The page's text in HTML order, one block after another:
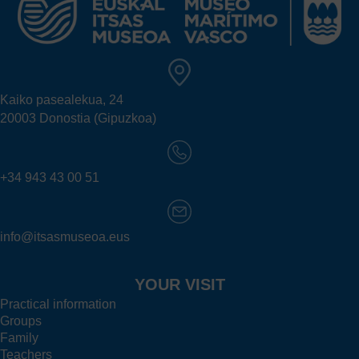
Kaiko pasealekua, 24
20003 Donostia (Gipuzkoa)
+34 943 43 00 51
info@itsasmuseoa.eus
YOUR VISIT
Practical information
Groups
Family
Teachers